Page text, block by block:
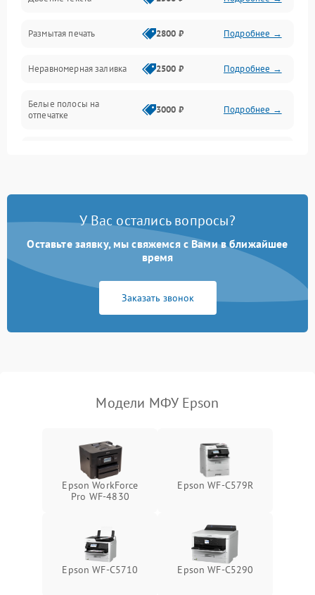
Подключение и интерфейсы
Дисплей и органы управления
Изображение
Размытая печать 2800 ₽ Подробнее →
Неравномерная заливка 2500 ₽ Подробнее →
Белые полосы на
отпечатке
3000 ₽ Подробнее →
У Вас остались вопросы?
Оставьте заявку, мы свяжемся с Вами в ближайшее
время
Заказать звонок
Модели МФУ Epson
Epson WorkForce
Pro WF-4830
Epson WF-C579R
Epson WF-C5710 Epson WF-C5290